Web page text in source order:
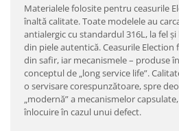
Materialele folosite pentru ceasurile
înaltă calitate. Toate modelele au
antialergic cu standardul 316L, la fel
din piele autentică. Ceasurile
din safir, iar mecanismele – produse
conceptul de „long service life”.
o servisare corespunzătoare, spre
„modernă” a mecanismelor
înlocuire în cazul unui defect.